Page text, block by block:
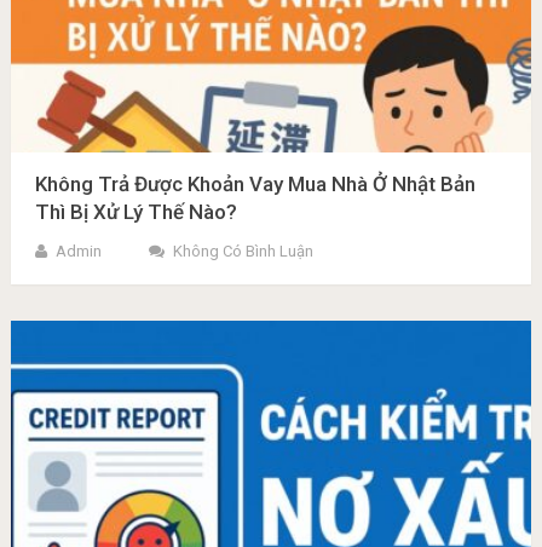
Không Trả Được Khoản Vay Mua Nhà Ở Nhật Bản
Thì Bị Xử Lý Thế Nào?
Admin Không Có Bình Luận